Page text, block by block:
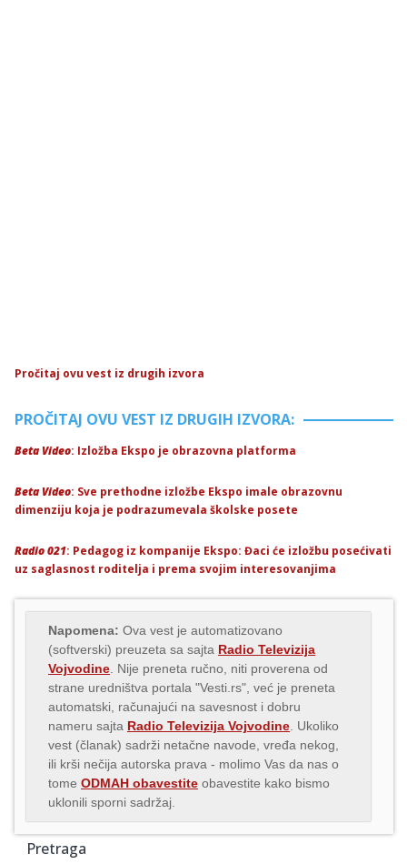
Pročitaj ovu vest iz drugih izvora
PROČITAJ OVU VEST IZ DRUGIH IZVORA:
Beta Video: Izložba Ekspo je obrazovna platforma
Beta Video: Sve prethodne izložbe Ekspo imale obrazovnu
dimenziju koja je podrazumevala školske posete
Radio 021: Pedagog iz kompanije Ekspo: Đaci će izložbu posećivati
uz saglasnost roditelja i prema svojim interesovanjima
Napomena: Ova vest je automatizovano
(softverski) preuzeta sa sajta Radio Televizija
Vojvodine . Nije preneta ručno, niti proverena od
strane uredništva portala "Vesti.rs", već je preneta
automatski, računajući na savesnost i dobru
nameru sajta Radio Televizija Vojvodine . Ukoliko
vest (članak) sadrži netačne navode, vređa nekog,
ili krši nečija autorska prava - molimo Vas da nas o
tome ODMAH obavestite obavestite kako bismo
uklonili sporni sadržaj.
Pretraga